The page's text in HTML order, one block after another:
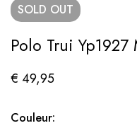
SOLD OUT
Polo Trui
€ 49,95
Couleur: